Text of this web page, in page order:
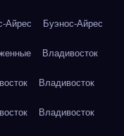
Айрес Буэнос-Айрес
Владивосток
Владивосток
Владивосток